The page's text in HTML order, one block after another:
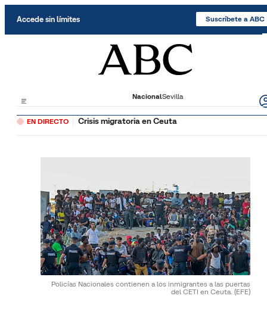
Accede sin límites Suscríbete a ABC
NacionalSevilla
EN DIRECTO Crisis migratoria en Ceuta
Policías Nacionales contienen a los inmigrantes a las puertas
del CETI en Ceuta. (EFE)